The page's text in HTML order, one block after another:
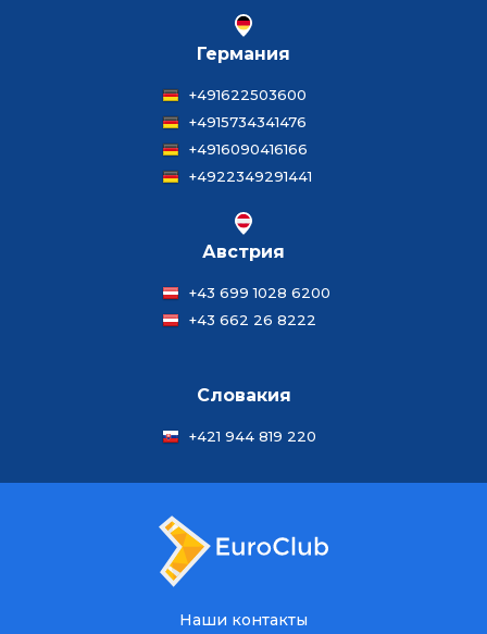
Германия
+491622503600
+4915734341476
+4916090416166
+4922349291441
Австрия
+43 699 1028 6200
+43 662 26 8222
Словакия
+421 944 819 220
Наши контакты